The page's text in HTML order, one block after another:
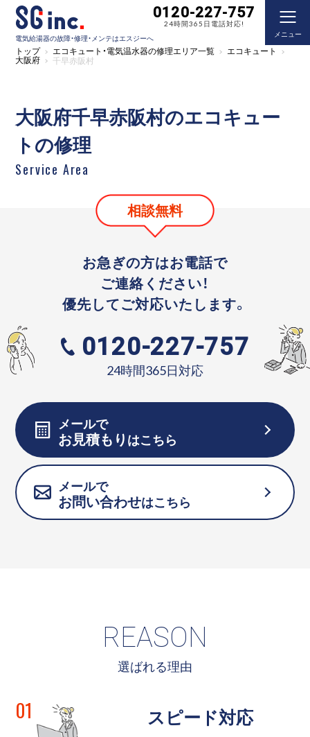
電気給湯器の故障・修理・メンテはエスジーへ
0120-227-757
24時間365日電話対応!
メニュー
トップ エコキュート・電気温水器の修理エリア一覧 エコキュート
大阪府 千早赤阪村
大阪府千早赤阪村のエコキュー
トの修理
Service Area
相談無料
お急ぎの方はお電話で
ご連絡ください！
優先してご対応いたします。
0120-227-757
24時間365日対応
メールで
お見積もりはこちら
メールで
お問い合わせはこちら
REASON
選ばれる理由
01 スピード対応